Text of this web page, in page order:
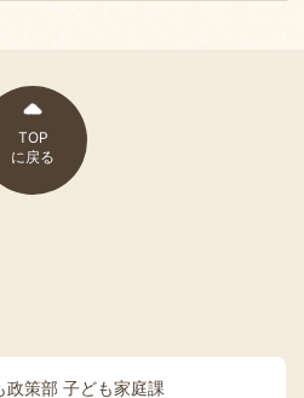
TOP
に戻る
政策部 子ども家庭課